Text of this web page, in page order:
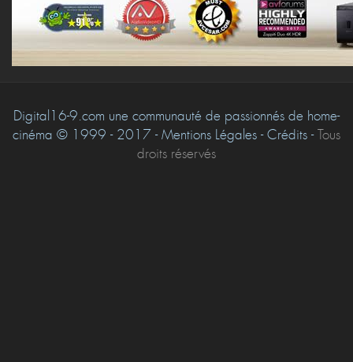
Digital16-9.com une communauté de passionnés de home-
cinéma © 1999 - 2017 - Mentions Légales - Crédits -Tous
droits réservés